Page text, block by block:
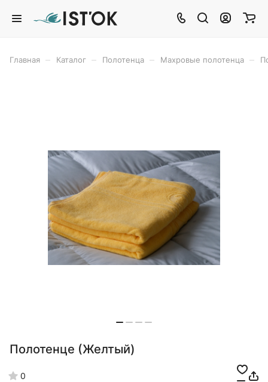
Главная Каталог Полотенца Махровые полотенца
Полотенце (Желтый)
0